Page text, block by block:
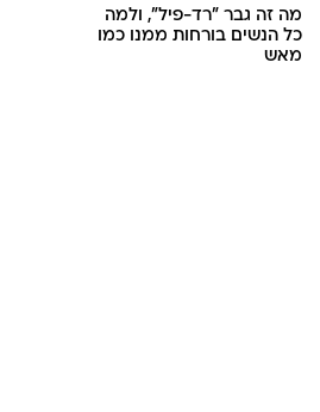
מה זה גבר "רד-פיל", ולמה
כל הנשים בורחות ממנו כמו
מאש